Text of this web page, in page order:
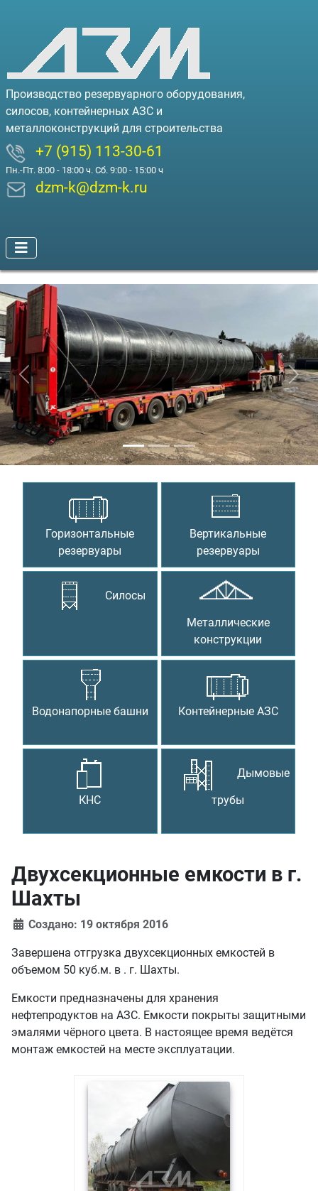
Производство резервуарного оборудования,
силосов, контейнерных АЗС и
металлоконструкций для строительства
+7 (915) 113-30-61
Пн.-Пт. 8:00 - 18:00 ч. Сб. 9:00 - 15:00 ч
dzm-k@dzm-k.ru
Предыдущий
Горизонтальные
резервуары
Вертикальные
резервуары
Силосы
Металлические
конструкции
Водонапорные башни Контейнерные АЗС
КНС
Дымовые
трубы
Двухсекционные емкости в г.
Шахты
Создано: 19 октября 2016
Завершена отгрузка двухсекционных емкостей в
объемом 50 куб.м. в . г. Шахты.
Емкости предназначены для хранения
нефтепродуктов на АЗС. Емкости покрыты защитными
эмалями чёрного цвета. В настоящее время ведётся
монтаж емкостей на месте эксплуатации.